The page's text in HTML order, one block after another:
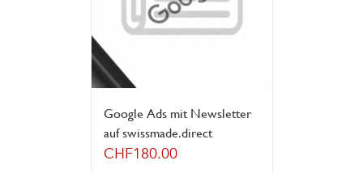
Google Ads mit Newsletter
auf swissmade.direct
CHF180.00